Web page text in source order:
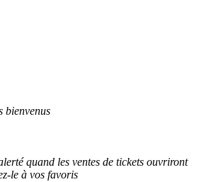
bienvenus
quand les ventes de tickets ouvriront
le à vos favoris